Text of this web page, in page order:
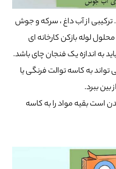
. ترکیبی از آب داغ ، سرکه و جوش
لوله بازکن کارخانه ای
به اندازه یک فنجان چای باشد.
به کاسه توالت فرنگی یا
بین ببرد.
است بقیه مواد را به کاسه